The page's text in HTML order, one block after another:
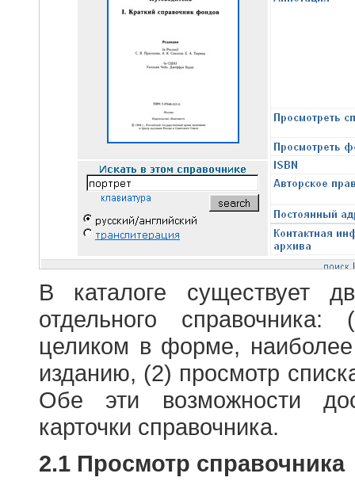
В каталоге существует
отдельного
целиком в форме,
изданию, (2) просмотр
Обе эти возможности
карточки справочника.
2.1 Просмотр справочника